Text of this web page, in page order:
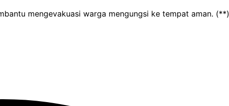
mengevakuasi warga mengungsi ke tempat aman. (**)